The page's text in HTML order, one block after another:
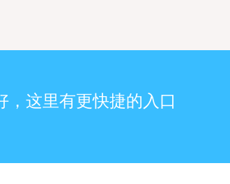
，这里有更快捷的入口